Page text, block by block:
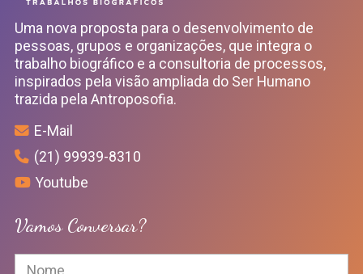
Uma nova proposta para o desenvolvimento de
pessoas, grupos e organizações, que integra o
trabalho biográfico e a consultoria de processos,
inspirados pela visão ampliada do Ser Humano
trazida pela Antroposofia.
E-Mail
(21) 99939-8310
Youtube
Vamos Conversar?